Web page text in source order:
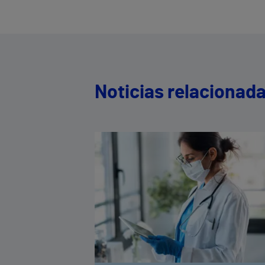
Noticias